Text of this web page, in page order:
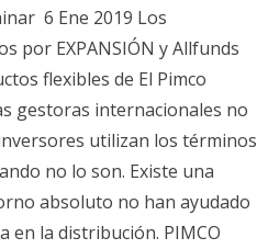
6 Ene 2019 Los
por EXPANSIÓN y Allfunds
flexibles de El Pimco
gestoras internacionales no
utilizan los términos
no lo son. Existe una
absoluto no han ayudado
en la distribución. PIMCO